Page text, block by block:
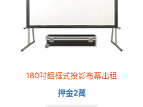
180吋鋁框式投影布幕出租
押金2萬